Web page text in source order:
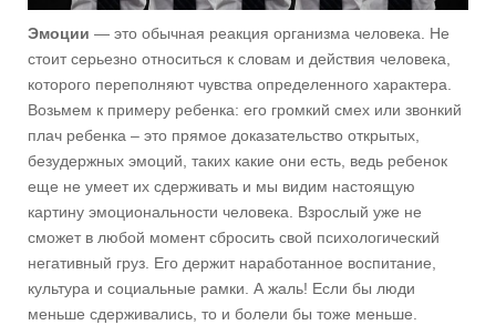
Эмоции — это обычная реакция организма человека. Не
стоит серьезно относиться к словам и действия человека,
которого переполняют чувства определенного характера.
Возьмем к примеру ребенка: его громкий смех или звонкий
плач ребенка – это прямое доказательство открытых,
безудержных эмоций, таких какие они есть, ведь ребенок
еще не умеет их сдерживать и мы видим настоящую
картину эмоциональности человека. Взрослый уже не
сможет в любой момент сбросить свой психологический
негативный груз. Его держит наработанное воспитание,
культура и социальные рамки. А жаль! Если бы люди
меньше сдерживались, то и болели бы тоже меньше.